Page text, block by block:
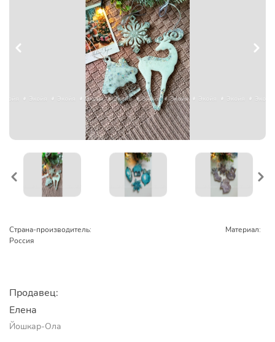
Страна-производитель:
Россия
Материал:
Продавец:
Елена
Йошкар-Ола